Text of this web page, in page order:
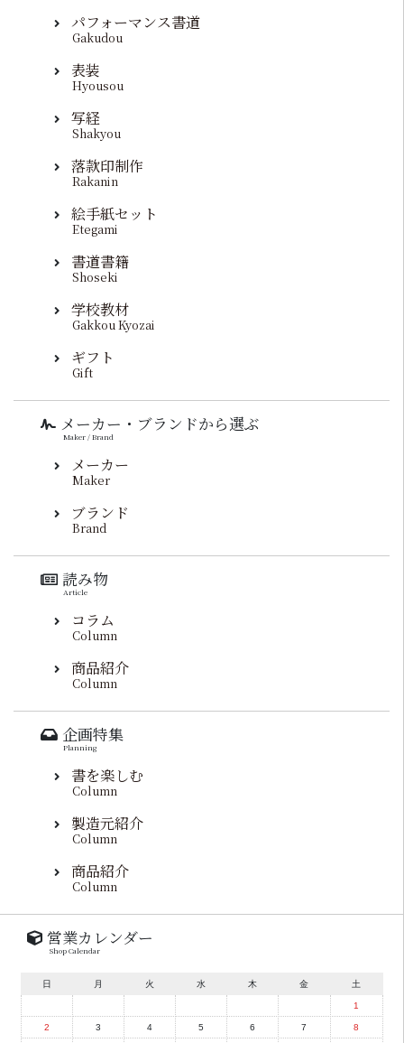
パフォーマンス書道
Gakudou
表装
Hyousou
写経
Shakyou
落款印制作
Rakanin
絵手紙セット
Etegami
書道書籍
Shoseki
学校教材
Gakkou Kyozai
ギフト
Gift
メーカー・ブランドから選ぶ
Maker / Brand
メーカー
Maker
ブランド
Brand
読み物
Article
コラム
Column
商品紹介
Column
企画特集
Planning
書を楽しむ
Column
製造元紹介
Column
商品紹介
Column
営業カレンダー
Shop Calendar
日 月 火 水 木 金 土
1
2 3 4 5 6 7 8